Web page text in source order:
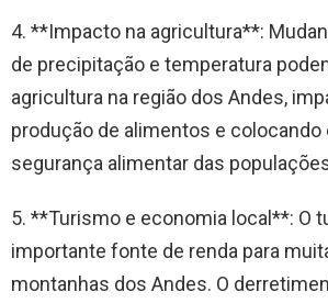
4. **Impacto na agricultura**:
de precipitação e temperatura
agricultura na região dos Andes,
produção de alimentos e colocando
segurança alimentar das
5. **Turismo e economia local**: O
importante fonte de renda para
montanhas dos Andes. O